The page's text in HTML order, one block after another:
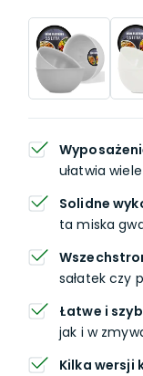
ułatwia
Solidne
ta miska
sałatek czy
Łatwe i
jak i w
Kilka wersji